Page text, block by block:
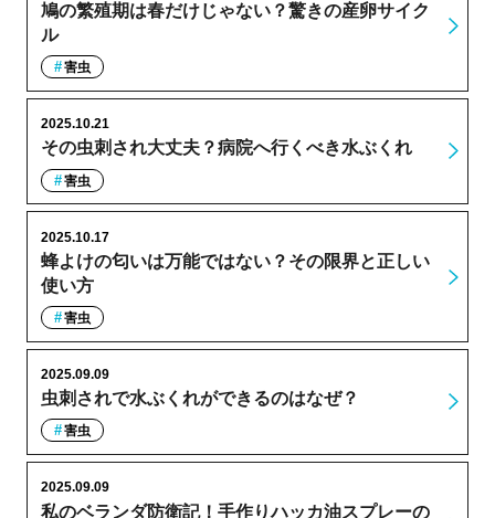
鳩の繁殖期は春だけじゃない？驚きの産卵サイク
ル
害虫
その虫刺され大丈夫？病院へ行くべき水ぶくれ
2025.10.21
害虫
蜂よけの匂いは万能ではない？その限界と正しい
使い方
2025.10.17
害虫
虫刺されで水ぶくれができるのはなぜ？
2025.09.09
害虫
私のベランダ防衛記！手作りハッカ油スプレーの
2025.09.09